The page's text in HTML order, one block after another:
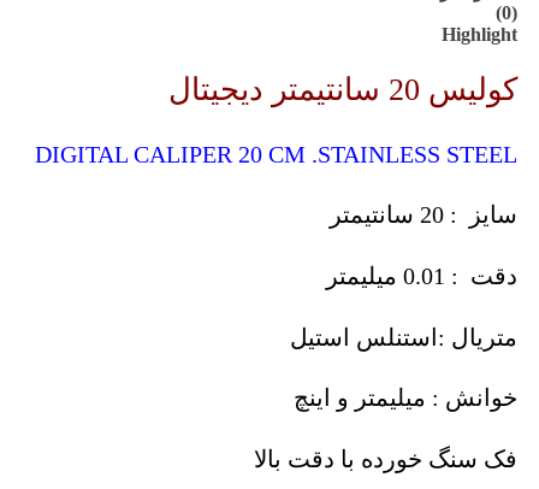
(0)
Highlight
کولیس 20 سانتیمتر دیجیتال
DIGITAL CALIPER 20 CM .STAINLESS STEEL
سایز : 20 سانتیمتر
دقت : 0.01 میلیمتر
متریال :استنلس استیل
خوانش : میلیمتر و اینچ
فک سنگ خورده با دقت بالا